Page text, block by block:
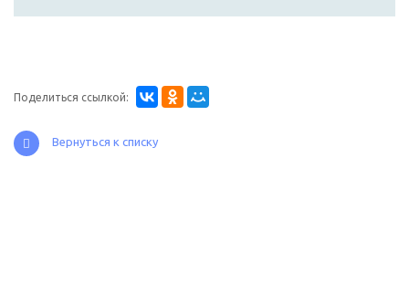
Поделиться ссылкой:
Вернуться к списку